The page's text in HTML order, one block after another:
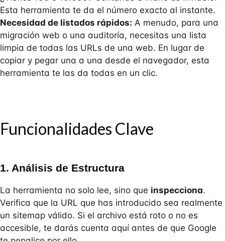
Esta herramienta te da el número exacto al instante.
Necesidad de listados rápidos: A menudo, para una
migración web o una auditoría, necesitas una lista
limpia de todas las URLs de una web. En lugar de
copiar y pegar una a una desde el navegador, esta
herramienta te las da todas en un clic.
Funcionalidades Clave
1. Análisis de Estructura
La herramienta no solo lee, sino que inspecciona.
Verifica que la URL que has introducido sea realmente
un sitemap válido. Si el archivo está roto o no es
accesible, te darás cuenta aquí antes de que Google